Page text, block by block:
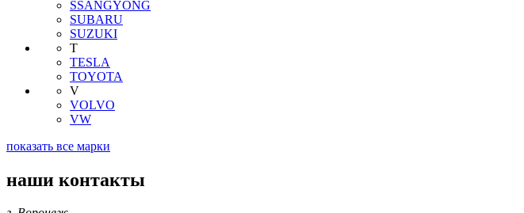
SSANGYONG
SUBARU
SUZUKI
T
TESLA
TOYOTA
V
VOLVO
VW
показать все марки
наши контакты